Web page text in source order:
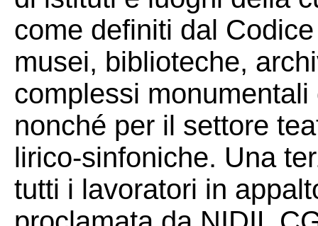
come definiti dal
musei, biblioteche,
complessi
nonché per il settore
lirico-sinfoniche. Una
tutti i lavoratori in